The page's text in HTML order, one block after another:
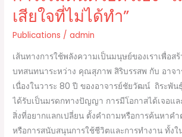
เสียใจที่ไม่ได้ทำ”
Publications /admin
เส้นทางการใช้พลังความเป็นมนุษย์ของเราเพื่อส
บทสนทนาระหว่าง คุณสุภาพ สิริบรรสพ กับ อาจ
เนื่องในวาระ 80 ปี ของอาจารย์ชัยวัฒน์ ถิระพั
ได้รับเป็นมรดกทางปัญญา การมีโอกาสได้เจอแ
สิ่งที่อยากแลกเปลี่ยน ตั้งคำถามหรือการค้นหาค
หรือการสนับสนุนการใช้ชีวิตและการทำงาน ทั้ง
“ไม่มี
การ
ที่
ไม่
ได้
ทำ”